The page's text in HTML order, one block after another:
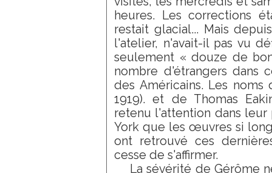
heures. Les corrections
restait glacial... Mais
l'atelier, n'avait-il pas vu
seulement « douze de
nombre d'étrangers dans
des Américains. Les noms
1919). et de Thomas
retenu l'attention dans leur
York que les œuvres si
ont retrouvé ces
cesse de s'affirmer.
La sévérité de Gérôme